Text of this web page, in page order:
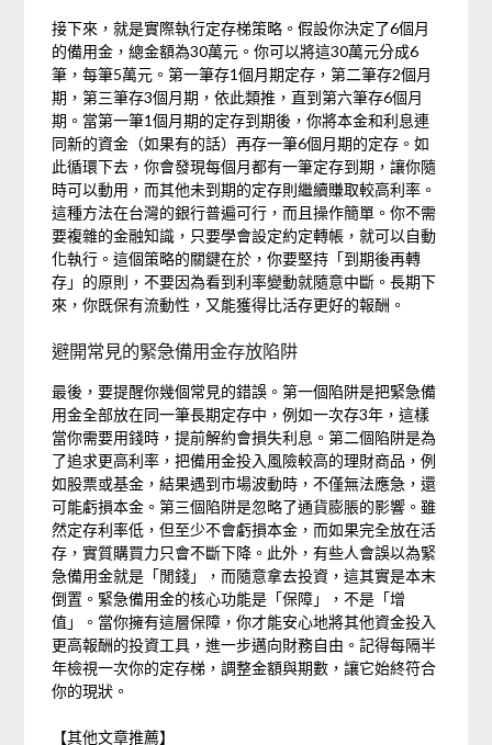
接下來，就是實際執行定存梯策略。假設你決定了6個月
的備用金，總金額為30萬元。你可以將這30萬元分成6
筆，每筆5萬元。第一筆存1個月期定存，第二筆存2個月
期，第三筆存3個月期，依此類推，直到第六筆存6個月
期。當第一筆1個月期的定存到期後，你將本金和利息連
同新的資金（如果有的話）再存一筆6個月期的定存。如
此循環下去，你會發現每個月都有一筆定存到期，讓你隨
時可以動用，而其他未到期的定存則繼續賺取較高利率。
這種方法在台灣的銀行普遍可行，而且操作簡單。你不需
要複雜的金融知識，只要學會設定約定轉帳，就可以自動
化執行。這個策略的關鍵在於，你要堅持「到期後再轉
存」的原則，不要因為看到利率變動就隨意中斷。長期下
來，你既保有流動性，又能獲得比活存更好的報酬。
避開常見的緊急備用金存放陷阱
最後，要提醒你幾個常見的錯誤。第一個陷阱是把緊急備
用金全部放在同一筆長期定存中，例如一次存3年，這樣
當你需要用錢時，提前解約會損失利息。第二個陷阱是為
了追求更高利率，把備用金投入風險較高的理財商品，例
如股票或基金，結果遇到市場波動時，不僅無法應急，還
可能虧損本金。第三個陷阱是忽略了通貨膨脹的影響。雖
然定存利率低，但至少不會虧損本金，而如果完全放在活
存，實質購買力只會不斷下降。此外，有些人會誤以為緊
急備用金就是「閒錢」，而隨意拿去投資，這其實是本末
倒置。緊急備用金的核心功能是「保障」，不是「增
值」。當你擁有這層保障，你才能安心地將其他資金投入
更高報酬的投資工具，進一步邁向財務自由。記得每隔半
年檢視一次你的定存梯，調整金額與期數，讓它始終符合
你的現狀。
【其他文章推薦】